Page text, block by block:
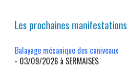
Les prochaines manifestations
Balayage mécanique des caniveaux
- 03/09/2026 à SERMAISES